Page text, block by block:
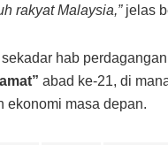
rakyat Malaysia,”jelas
hab
abad ke-21, di
ekonomi masa depan.